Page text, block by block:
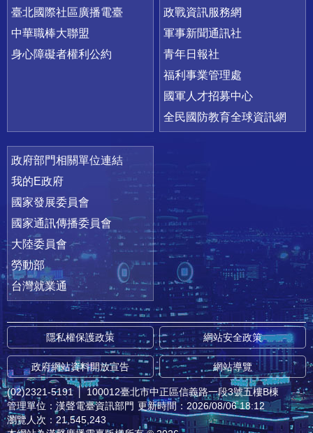
臺北國際社區廣播電臺
中華職棒大聯盟
身心障礙者權利公約
政戰資訊服務網
軍事新聞通訊社
青年日報社
福利事業管理處
國軍人才招募中心
全民國防教育全球資訊網
政府部門相關單位連結
我的E政府
國家發展委員會
國家通訊傳播委員會
大陸委員會
勞動部
台灣就業通
隱私權保護政策 網站安全政策
政府網站資料開放宣告 網站導覽
(02)2321-5191 │ 100012臺北市中正區信義路一段3號五樓B棟
管理單位：漢聲電臺資訊部門 更新時間：2026/08/06 18:12
瀏覽人次：21,545,243